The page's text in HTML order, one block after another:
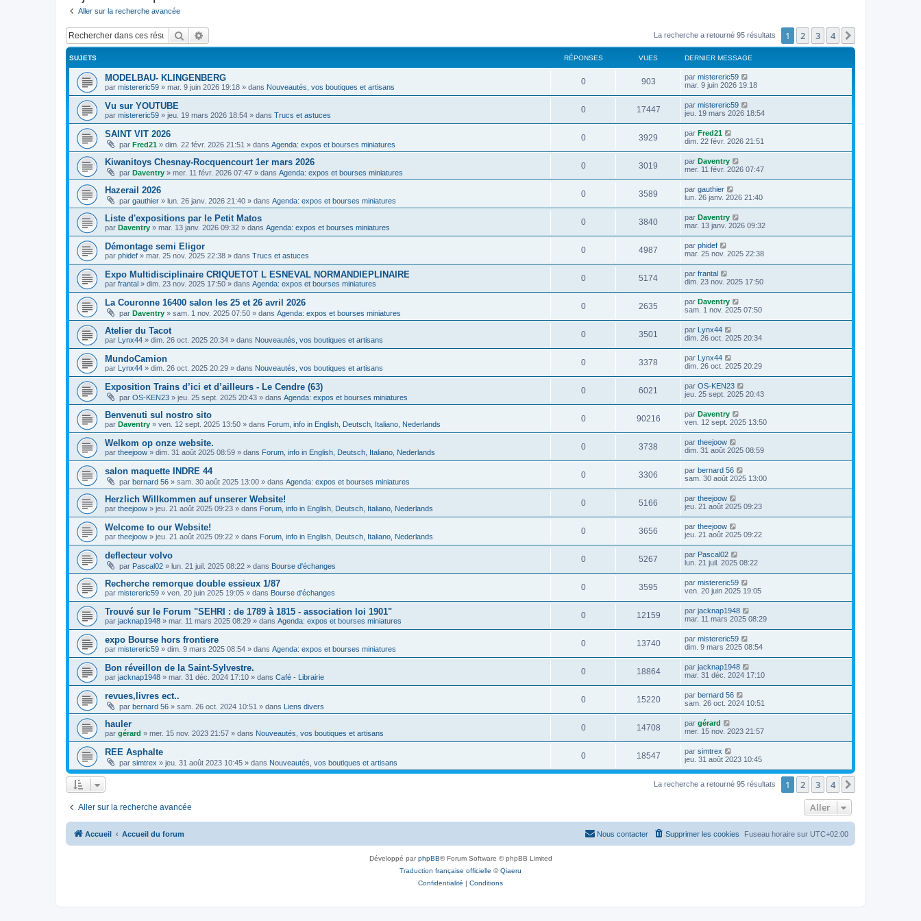
Aller sur la recherche avancée
Rechercher La recherche a retourné 95 résultats 1 2 3 4
SUJETS RÉPONSES VUES DERNIER MESSAGE
MODELBAU- KLINGENBERG
par mistereric59 » mar. 9 juin 2026 19:18 » dans Nouveautés, vos boutiques et artisans
0 903 par mistereric59
mar. 9 juin 2026 19:18
Vu sur YOUTUBE
par mistereric59 » jeu. 19 mars 2026 18:54 » dans Trucs et astuces
0 17447 par mistereric59
jeu. 19 mars 2026 18:54
SAINT VIT 2026
par Fred21 » dim. 22 févr. 2026 21:51 » dans Agenda: expos et bourses miniatures
0 3929 par Fred21
dim. 22 févr. 2026 21:51
Kiwanitoys Chesnay-Rocquencourt 1er mars 2026
par Daventry » mer. 11 févr. 2026 07:47 » dans Agenda: expos et bourses miniatures
0 3019 par Daventry
mer. 11 févr. 2026 07:47
Hazerail 2026
par gauthier » lun. 26 janv. 2026 21:40 » dans Agenda: expos et bourses miniatures
0 3589 par gauthier
lun. 26 janv. 2026 21:40
Liste d'expositions par le Petit Matos
par Daventry » mar. 13 janv. 2026 09:32 » dans Agenda: expos et bourses miniatures
0 3840 par Daventry
mar. 13 janv. 2026 09:32
Démontage semi Eligor
par phidef » mar. 25 nov. 2025 22:38 » dans Trucs et astuces
0 4987 par phidef
mar. 25 nov. 2025 22:38
Expo Multidisciplinaire CRIQUETOT L ESNEVAL NORMANDIEPLINAIRE
par frantal » dim. 23 nov. 2025 17:50 » dans Agenda: expos et bourses miniatures
0 5174 par frantal
dim. 23 nov. 2025 17:50
La Couronne 16400 salon les 25 et 26 avril 2026
par Daventry » sam. 1 nov. 2025 07:50 » dans Agenda: expos et bourses miniatures
0 2635 par Daventry
sam. 1 nov. 2025 07:50
Atelier du Tacot
par Lynx44 » dim. 26 oct. 2025 20:34 » dans Nouveautés, vos boutiques et artisans
0 3501 par Lynx44
dim. 26 oct. 2025 20:34
MundoCamion
par Lynx44 » dim. 26 oct. 2025 20:29 » dans Nouveautés, vos boutiques et artisans
0 3378 par Lynx44
dim. 26 oct. 2025 20:29
Exposition Trains d’ici et d’ailleurs - Le Cendre (63)
par OS-KEN23 » jeu. 25 sept. 2025 20:43 » dans Agenda: expos et bourses miniatures
0 6021 par OS-KEN23
jeu. 25 sept. 2025 20:43
Benvenuti sul nostro sito
par Daventry » ven. 12 sept. 2025 13:50 » dans Forum, info in English, Deutsch, Italiano, Nederlands
0 90216 par Daventry
ven. 12 sept. 2025 13:50
Welkom op onze website.
par theejoow » dim. 31 août 2025 08:59 » dans Forum, info in English, Deutsch, Italiano, Nederlands
0 3738 par theejoow
dim. 31 août 2025 08:59
salon maquette INDRE 44
par bernard 56 » sam. 30 août 2025 13:00 » dans Agenda: expos et bourses miniatures
0 3306 par bernard 56
sam. 30 août 2025 13:00
Herzlich Willkommen auf unserer Website!
par theejoow » jeu. 21 août 2025 09:23 » dans Forum, info in English, Deutsch, Italiano, Nederlands
0 5166 par theejoow
jeu. 21 août 2025 09:23
Welcome to our Website!
par theejoow » jeu. 21 août 2025 09:22 » dans Forum, info in English, Deutsch, Italiano, Nederlands
0 3656 par theejoow
jeu. 21 août 2025 09:22
deflecteur volvo
par Pascal02 » lun. 21 juil. 2025 08:22 » dans Bourse d'échanges
0 5267 par Pascal02
lun. 21 juil. 2025 08:22
Recherche remorque double essieux 1/87
par mistereric59 » ven. 20 juin 2025 19:05 » dans Bourse d'échanges
0 3595 par mistereric59
ven. 20 juin 2025 19:05
Trouvé sur le Forum "SEHRI : de 1789 à 1815 - association loi 1901"
par jacknap1948 » mar. 11 mars 2025 08:29 » dans Agenda: expos et bourses miniatures
0 12159 par jacknap1948
mar. 11 mars 2025 08:29
expo Bourse hors frontiere
par mistereric59 » dim. 9 mars 2025 08:54 » dans Agenda: expos et bourses miniatures
0 13740 par mistereric59
dim. 9 mars 2025 08:54
Bon réveillon de la Saint-Sylvestre.
par jacknap1948 » mar. 31 déc. 2024 17:10 » dans Café - Librairie
0 18864 par jacknap1948
mar. 31 déc. 2024 17:10
revues,livres ect..
par bernard 56 » sam. 26 oct. 2024 10:51 » dans Liens divers
0 15220 par bernard 56
sam. 26 oct. 2024 10:51
hauler
par gérard » mer. 15 nov. 2023 21:57 » dans Nouveautés, vos boutiques et artisans
0 14708 par gérard
mer. 15 nov. 2023 21:57
REE Asphalte
par simtrex » jeu. 31 août 2023 10:45 » dans Nouveautés, vos boutiques et artisans
0 18547 par simtrex
jeu. 31 août 2023 10:45
La recherche a retourné 95 résultats 1 2 3 4
Aller sur la recherche avancée Aller
Accueil Accueil du forum Fuseau horaire sur UTC+02:00
Supprimer les cookies
Nous contacter
Développé parphpBB® Forum Software © phpBB Limited
Traduction française officielle ©Qiaeru
Confidentialité | Conditions